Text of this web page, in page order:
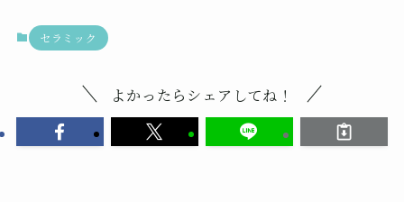
セラミック
よかったらシェアしてね！